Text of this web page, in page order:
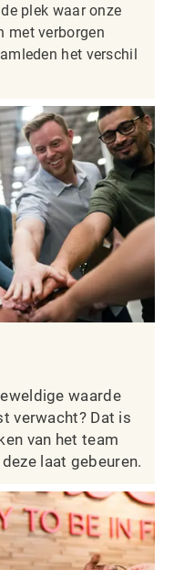
plek waar onze
met verborgen
het verschil
waarde
verwacht? Dat is
van het team
laat gebeuren.